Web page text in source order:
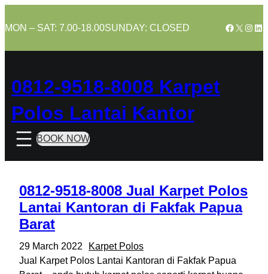
to
MON – SAT: 7.00-18.00SUNDAY: CLOSED Facebook
X
0812-9518-8008 Karpet
Polos Lantai Kantor
BOOK NOW
0812-9518-8008 Jual Karpet Polos
Lantai Kantoran di Fakfak Papua
Barat
29 March 2022
Karpet Polos
Jual Karpet Polos Lantai Kantoran di Fakfak Papua